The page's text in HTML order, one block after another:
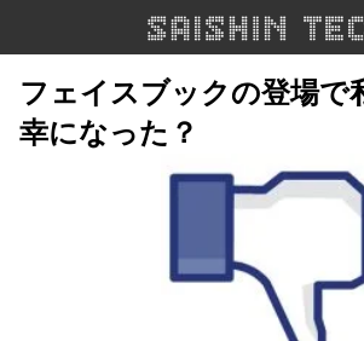
フェイスブックの登場で
幸になった？